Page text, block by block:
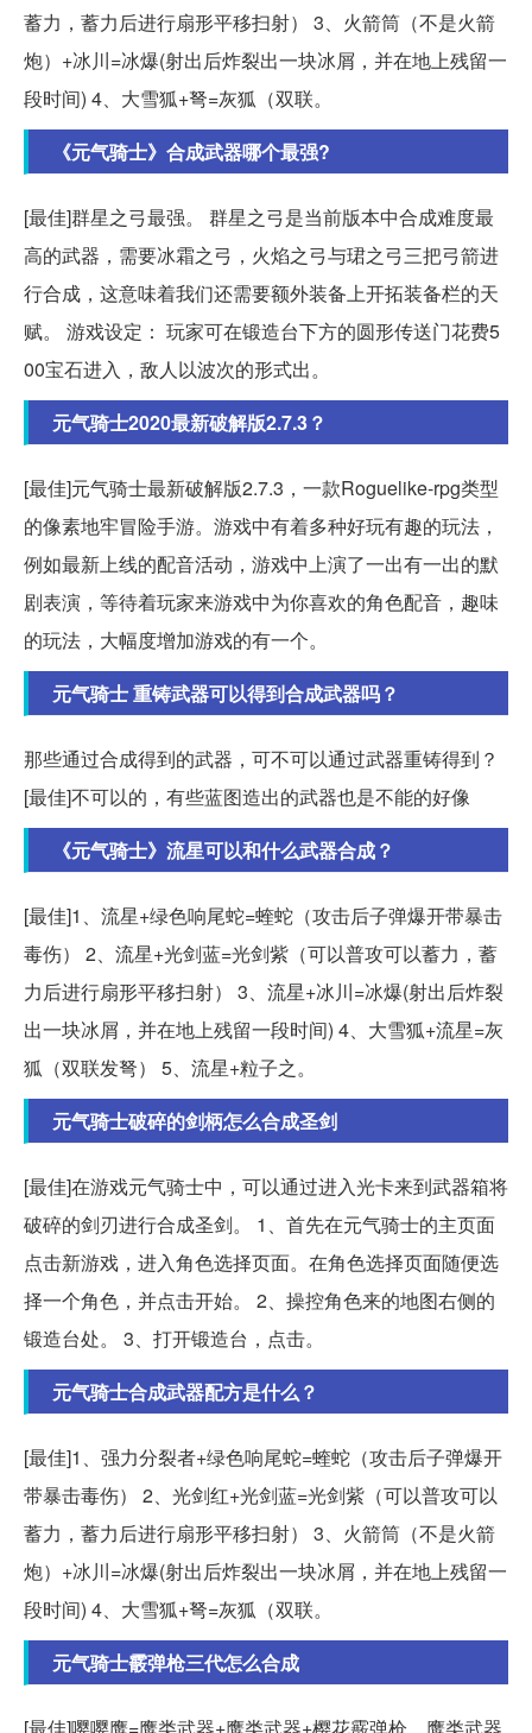
蓄力，蓄力后进行扇形平移扫射） 3、火箭筒（不是火箭
炮）+冰川=冰爆(射出后炸裂出一块冰屑，并在地上残留一
段时间) 4、大雪狐+弩=灰狐（双联。
《元气骑士》合成武器哪个最强?
[最佳]群星之弓最强。 群星之弓是当前版本中合成难度最
高的武器，需要冰霜之弓，火焰之弓与珺之弓三把弓箭进
行合成，这意味着我们还需要额外装备上开拓装备栏的天
赋。 游戏设定： 玩家可在锻造台下方的圆形传送门花费5
00宝石进入，敌人以波次的形式出。
元气骑士2020最新破解版2.7.3？
[最佳]元气骑士最新破解版2.7.3，一款Roguelike-rpg类型
的像素地牢冒险手游。游戏中有着多种好玩有趣的玩法，
例如最新上线的配音活动，游戏中上演了一出有一出的默
剧表演，等待着玩家来游戏中为你喜欢的角色配音，趣味
的玩法，大幅度增加游戏的有一个。
元气骑士 重铸武器可以得到合成武器吗？
那些通过合成得到的武器，可不可以通过武器重铸得到？
[最佳]不可以的，有些蓝图造出的武器也是不能的好像
《元气骑士》流星可以和什么武器合成？
[最佳]1、流星+绿色响尾蛇=蝰蛇（攻击后子弹爆开带暴击
毒伤） 2、流星+光剑蓝=光剑紫（可以普攻可以蓄力，蓄
力后进行扇形平移扫射） 3、流星+冰川=冰爆(射出后炸裂
出一块冰屑，并在地上残留一段时间) 4、大雪狐+流星=灰
狐（双联发弩） 5、流星+粒子之。
元气骑士破碎的剑柄怎么合成圣剑
[最佳]在游戏元气骑士中，可以通过进入光卡来到武器箱将
破碎的剑刃进行合成圣剑。 1、首先在元气骑士的主页面
点击新游戏，进入角色选择页面。在角色选择页面随便选
择一个角色，并点击开始。 2、操控角色来的地图右侧的
锻造台处。 3、打开锻造台，点击。
元气骑士合成武器配方是什么？
[最佳]1、强力分裂者+绿色响尾蛇=蝰蛇（攻击后子弹爆开
带暴击毒伤） 2、光剑红+光剑蓝=光剑紫（可以普攻可以
蓄力，蓄力后进行扇形平移扫射） 3、火箭筒（不是火箭
炮）+冰川=冰爆(射出后炸裂出一块冰屑，并在地上残留一
段时间) 4、大雪狐+弩=灰狐（双联。
元气骑士霰弹枪三代怎么合成